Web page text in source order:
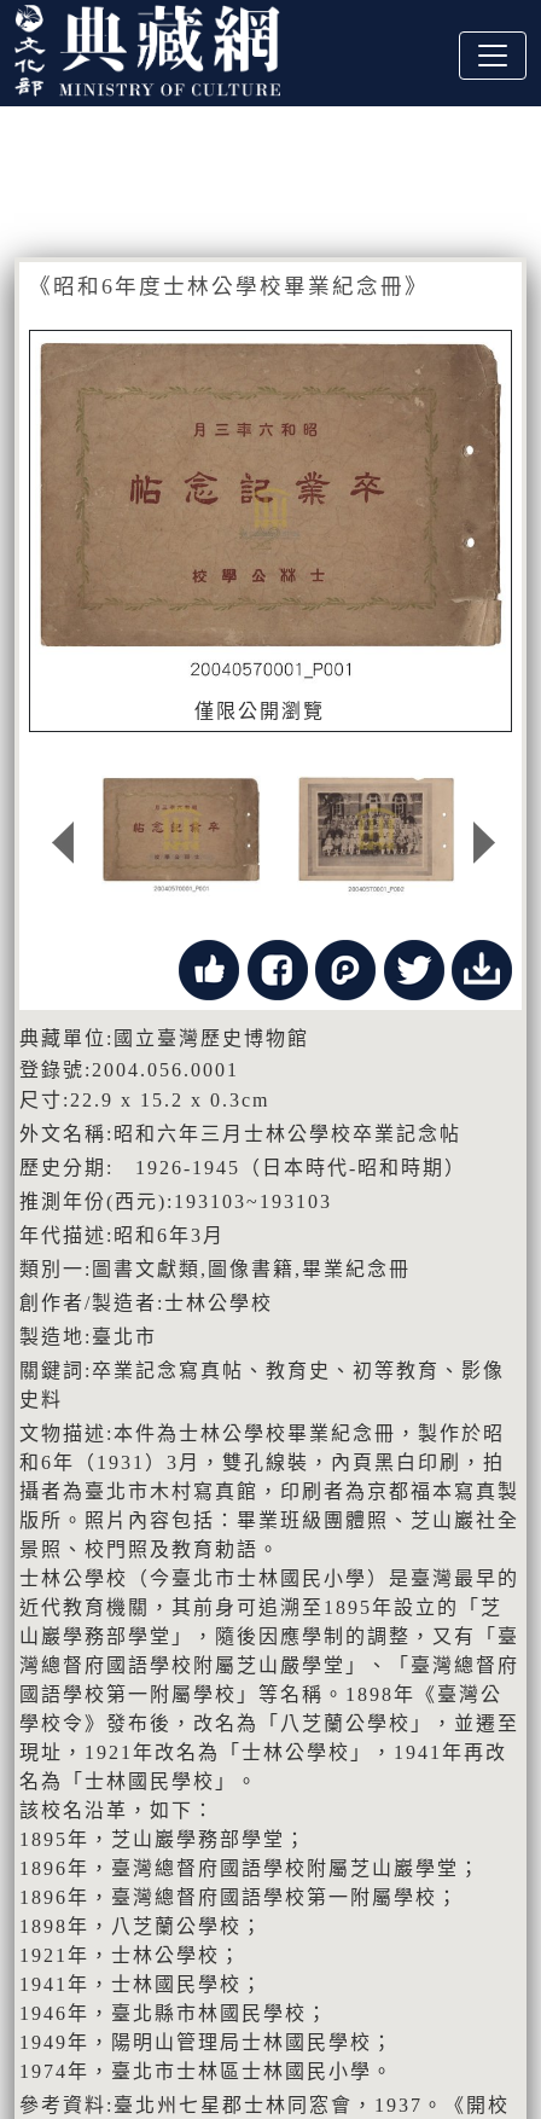
跳到主要內容
:::
《昭和6年度士林公學校畢業紀念冊》
僅限公開瀏覽
典藏單位:國立臺灣歷史博物館
登錄號:2004.056.0001
尺寸:22.9 x 15.2 x 0.3cm
外文名稱:昭和六年三月士林公學校卒業記念帖
歷史分期: 1926-1945（日本時代-昭和時期）
推測年份(西元):193103~193103
年代描述:昭和6年3月
類別一:圖書文獻類,圖像書籍,畢業紀念冊
創作者/製造者:士林公學校
製造地:臺北市
關鍵詞:卒業記念寫真帖、教育史、初等教育、影像
史料
文物描述:本件為士林公學校畢業紀念冊，製作於昭
和6年（1931）3月，雙孔線裝，內頁黑白印刷，拍
攝者為臺北市木村寫真館，印刷者為京都福本寫真製
版所。照片內容包括：畢業班級團體照、芝山巖社全
景照、校門照及教育勅語。
士林公學校（今臺北市士林國民小學）是臺灣最早的
近代教育機關，其前身可追溯至1895年設立的「芝
山巖學務部學堂」，隨後因應學制的調整，又有「臺
灣總督府國語學校附屬芝山嚴學堂」、「臺灣總督府
國語學校第一附屬學校」等名稱。1898年《臺灣公
學校令》發布後，改名為「八芝蘭公學校」，並遷至
現址，1921年改名為「士林公學校」，1941年再改
名為「士林國民學校」。
該校名沿革，如下：
1895年，芝山巖學務部學堂；
1896年，臺灣總督府國語學校附屬芝山巖學堂；
1896年，臺灣總督府國語學校第一附屬學校；
1898年，八芝蘭公學校；
1921年，士林公學校；
1941年，士林國民學校；
1946年，臺北縣市林國民學校；
1949年，陽明山管理局士林國民學校；
1974年，臺北市士林區士林國民小學。
參考資料:臺北州七星郡士林同窓會，1937。《開校